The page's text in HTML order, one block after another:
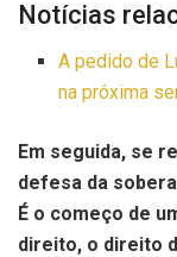
Notícias
A pedido de
na próxima
Em seguida, se
defesa da
É o começo de
direito, o direito